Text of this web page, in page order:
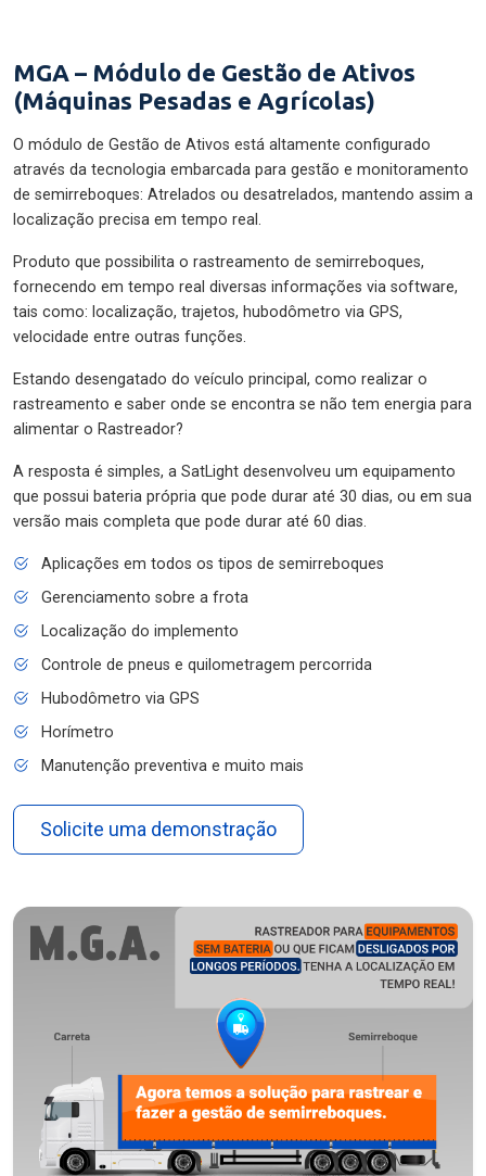
MGA – Módulo de Gestão de Ativos
(Máquinas Pesadas e Agrícolas)
O módulo de Gestão de Ativos está altamente configurado
através da tecnologia embarcada para gestão e monitoramento
de semirreboques: Atrelados ou desatrelados, mantendo assim a
localização precisa em tempo real.
Produto que possibilita o rastreamento de semirreboques,
fornecendo em tempo real diversas informações via software,
tais como: localização, trajetos, hubodômetro via GPS,
velocidade entre outras funções.
Estando desengatado do veículo principal, como realizar o
rastreamento e saber onde se encontra se não tem energia para
alimentar o Rastreador?
A resposta é simples, a SatLight desenvolveu um equipamento
que possui bateria própria que pode durar até 30 dias, ou em sua
versão mais completa que pode durar até 60 dias.
Aplicações em todos os tipos de semirreboques
Gerenciamento sobre a frota
Localização do implemento
Controle de pneus e quilometragem percorrida
Hubodômetro via GPS
Horímetro
Manutenção preventiva e muito mais
Solicite uma demonstração